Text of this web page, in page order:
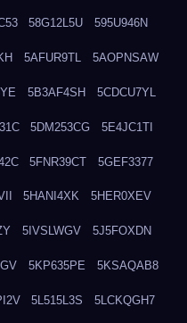
58G12L5U 595U946N
5AFUR9TL 5AOPNSAW
5B3AF4SH 5CDCU7YL
5DM253CG 5E4JC1TI
5FNR39CT 5GEF3377
5HANI4XK 5HER0XEV
5IVSLWGV 5J5FOXDN
5KP635PE 5KSAQAB8
5L515L3S 5LCKQGH7